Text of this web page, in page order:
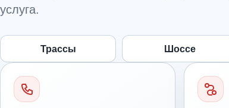
услуга.
Трассы Шоссе